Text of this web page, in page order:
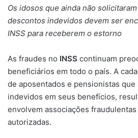
Os idosos que ainda não
descontos indevidos devem ser
INSS para receberem o estorno
As fraudes no INSS continuam
beneficiários em todo o país. A
de aposentados e pensionistas
indevidos em seus benefícios,
envolvem associações
autorizadas.